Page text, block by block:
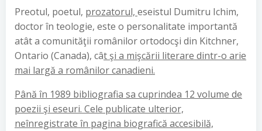
Preotul, poetul, prozatorul, eseistul Dumitru Ichim,
doctor în teologie, este o personalitate importantă
atât a comunităţii românilor ortodocşi din Kitchner,
Ontario (Canada), cât şi a mişcării literare dintr-o arie
mai largă a românilor canadieni.
Până în 1989 bibliografia sa cuprindea 12 volume de
poezii şi eseuri. Cele publicate ulterior,
neînregistrate în pagina biografică accesibilă,